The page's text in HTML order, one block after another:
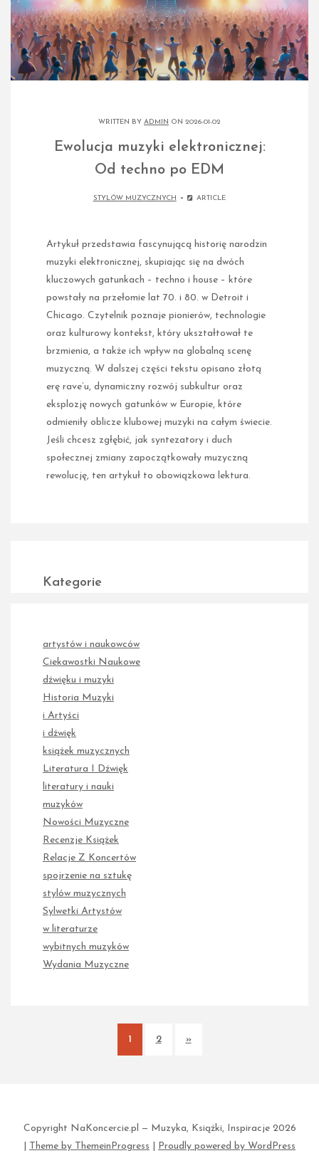
WRITTEN BY ADMIN ON 2026-01-02
Ewolucja muzyki elektronicznej:
Od techno po EDM
STYLÓW MUZYCZNYCH ARTICLE
Artykuł przedstawia fascynującą historię narodzin
muzyki elektronicznej, skupiając się na dwóch
kluczowych gatunkach – techno i house – które
powstały na przełomie lat 70. i 80. w Detroit i
Chicago. Czytelnik poznaje pionierów, technologie
oraz kulturowy kontekst, który ukształtował te
brzmienia, a także ich wpływ na globalną scenę
muzyczną. W dalszej części tekstu opisano złotą
erę rave’u, dynamiczny rozwój subkultur oraz
eksplozję nowych gatunków w Europie, które
odmieniły oblicze klubowej muzyki na całym świecie.
Jeśli chcesz zgłębić, jak syntezatory i duch
społecznej zmiany zapoczątkowały muzyczną
rewolucję, ten artykuł to obowiązkowa lektura.
Kategorie
artystów i naukowców
Ciekawostki Naukowe
dźwięku i muzyki
Historia Muzyki
i Artyści
i dźwięk
książek muzycznych
Literatura I Dźwięk
literatury i nauki
muzyków
Nowości Muzyczne
Recenzje Książek
Relacje Z Koncertów
spojrzenie na sztukę
stylów muzycznych
Sylwetki Artystów
w literaturze
wybitnych muzyków
Wydania Muzyczne
1 2 »
Copyright NaKoncercie.pl — Muzyka, Książki, Inspiracje 2026
Theme by ThemeinProgress Proudly powered by WordPress